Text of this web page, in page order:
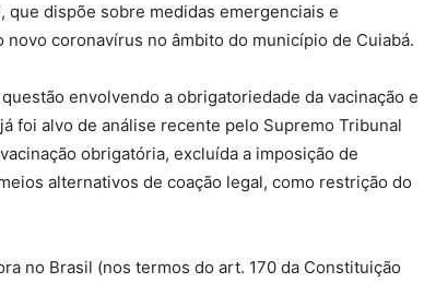
dispõe sobre medidas emergenciais e
coronavírus no âmbito do município de Cuiabá.
envolvendo a obrigatoriedade da vacinação e
foi alvo de análise recente pelo Supremo Tribunal
obrigatória, excluída a imposição de
alternativos de coação legal, como restrição do
no Brasil (nos termos do art. 170 da Constituição